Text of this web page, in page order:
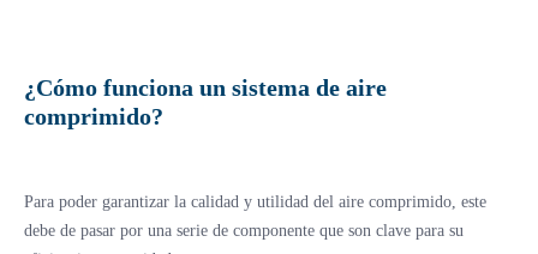
¿Cómo funciona un sistema de aire
comprimido?
Para poder garantizar la calidad y utilidad del aire comprimido, este
debe de pasar por una serie de componente que son clave para su